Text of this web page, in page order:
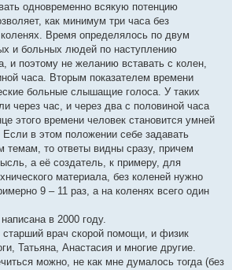
одновременно всякую потенцию
как минимум три часа без
коленях. Время определялось по двум
и больных людей по наступлению
и поэтому не желанию вставать с колен,
часа. Вторым показателем времени
больные слышащие голоса. У таких
через час, и через два с половиной часа
этого времени человек становится умней
Если в этом положении себе задавать
темам, то ответы видны сразу, причем
а её создатель, к примеру, для
материала, без коленей нужно
9 – 11 раз, а на коленях всего один
в 2000 году.
старший врач скорой помощи, и физик
Татьяна, Анастасия и многие другие.
можно, не как мне думалось тогда (без